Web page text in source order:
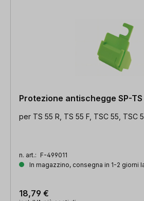
Protezione antischegge SP-TS
per TS 55 R, TS 55 F, TSC 55, TSC
n. art.: F-499011
In magazzino, consegna in 1-2 giorni
18,79 €